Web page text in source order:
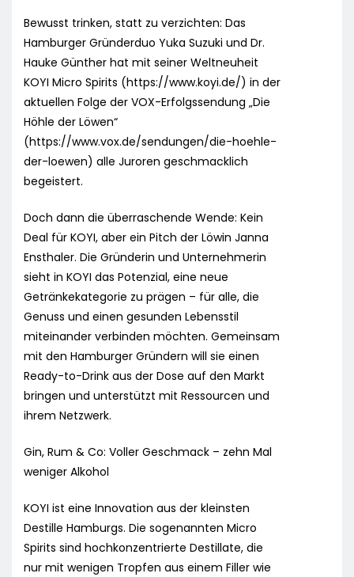
Bewusst trinken, statt zu verzichten: Das
Hamburger Gründerduo Yuka Suzuki und Dr.
Hauke Günther hat mit seiner Weltneuheit
KOYI Micro Spirits (https://www.koyi.de/) in der
aktuellen Folge der VOX-Erfolgssendung „Die
Höhle der Löwen“
(https://www.vox.de/sendungen/die-hoehle-
der-loewen) alle Juroren geschmacklich
begeistert.
Doch dann die überraschende Wende: Kein
Deal für KOYI, aber ein Pitch der Löwin Janna
Ensthaler. Die Gründerin und Unternehmerin
sieht in KOYI das Potenzial, eine neue
Getränkekategorie zu prägen – für alle, die
Genuss und einen gesunden Lebensstil
miteinander verbinden möchten. Gemeinsam
mit den Hamburger Gründern will sie einen
Ready-to-Drink aus der Dose auf den Markt
bringen und unterstützt mit Ressourcen und
ihrem Netzwerk.
Gin, Rum & Co: Voller Geschmack – zehn Mal
weniger Alkohol
KOYI ist eine Innovation aus der kleinsten
Destille Hamburgs. Die sogenannten Micro
Spirits sind hochkonzentrierte Destillate, die
nur mit wenigen Tropfen aus einem Filler wie